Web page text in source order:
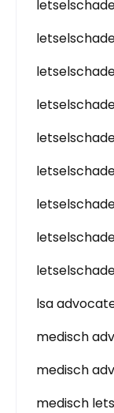
lsa
medisch
medisch
medisch